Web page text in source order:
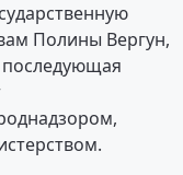
Полины Вергун,
последующая